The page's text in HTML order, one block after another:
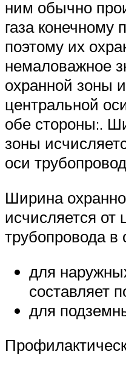
ним обычно
газа конечному
поэтому их
немаловажное
охранной зоны
центральной
обе стороны:.
зоны
оси
Ширина
исчисляется от
трубопровода в
для
составляет
для